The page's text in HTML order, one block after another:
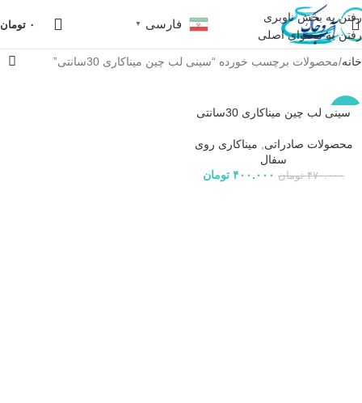
رفتن به بخش ناوبری
رفتن به محتوای اصلی
فارسی ▼ ۰ تومان
خانه محصولات برچسب خورده “سینی لب چین میناکاری 30سانتی”
-15%
سینی لب چین میناکاری 30سانتی
محصولات صادراتی
میناکاری روی
سفال
۴۷۰.۰۰۰ تومان ۴۰۰.۰۰۰ تومان